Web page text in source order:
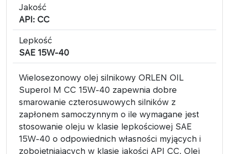
Jakość
API: CC
Lepkość
SAE 15W-40
Wielosezonowy olej silnikowy ORLEN OIL
Superol M CC 15W-40 zapewnia dobre
smarowanie czterosuwowych silników z
zapłonem samoczynnym o ile wymagane jest
stosowanie oleju w klasie lepkościowej SAE
15W-40 o odpowiednich własności myjących i
zobojętniających w klasie jakości API CC. Olej